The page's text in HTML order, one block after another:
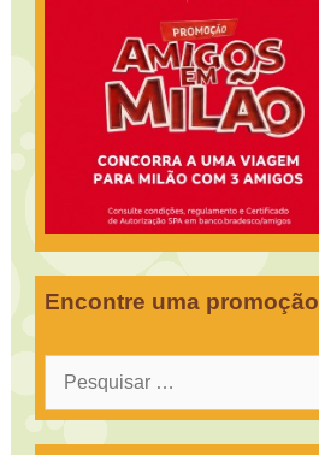
Encontre uma promoção
Pesquisar